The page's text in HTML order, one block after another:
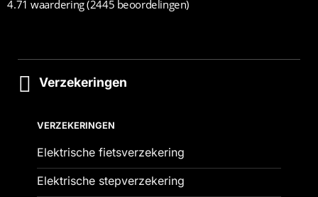
4.71 waardering(2445 beoordelingen)
Verzekeringen
VERZEKERINGEN
Elektrische fietsverzekering
Elektrische stepverzekering